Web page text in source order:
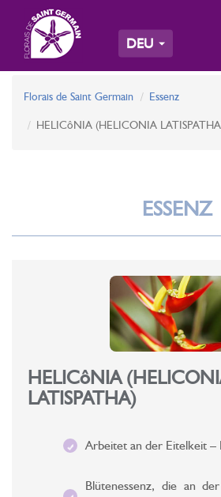
DEU
Florais de Saint Germain Essenz
HELICôNIA (HELICONIA
ESSENZ
HELICôNIA
LATISPATHA)
Arbeitet an der Eitelkeit –
Blütenessenz, die an